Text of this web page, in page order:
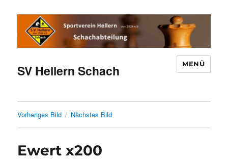
SV Hellern Schach MENÜ
Vorheriges Bild Nächstes Bild
Ewert x200